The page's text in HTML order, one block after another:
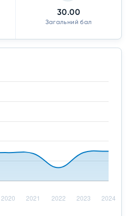
30.00
Загальний бал